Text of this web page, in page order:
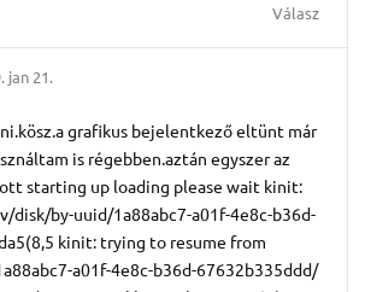
Válasz
jan 21.
grafikus bejelentkező eltünt már
is régebben.aztán egyszer az
starting up loading please wait kinit:
disk/by-uuid/1a88abc7-a01f-4e8c-b36d-
kinit: trying to resume from
a01f-4e8c-b36d-67632b335ddd/